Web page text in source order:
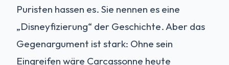
Puristen hassen es. Sie nennen es eine
„Disneyfizierung“ der Geschichte. Aber das
Gegenargument ist stark: Ohne sein
Eingreifen wäre Carcassonne heute